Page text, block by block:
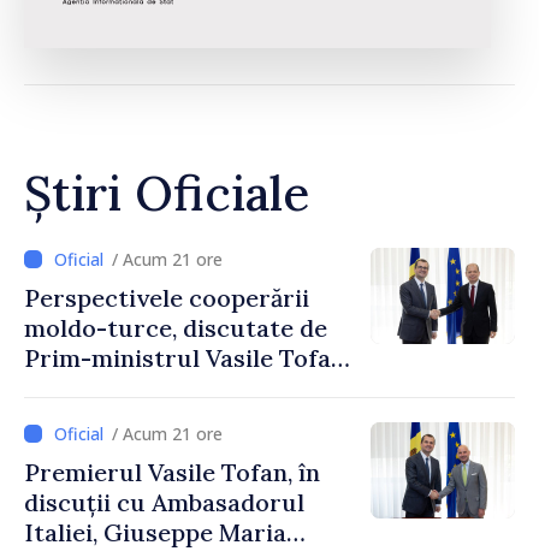
Știri Oficiale
/ Acum 21 ore
Perspectivele cooperării
moldo-turce, discutate de
Prim-ministrul Vasile Tofan
Uygar Mustafa Sertel
/ Acum 21 ore
Premierul Vasile Tofan, în
discuții cu Ambasadorul
Italiei, Giuseppe Maria